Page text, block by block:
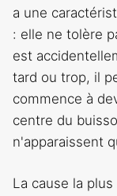
a une
: elle ne tolère
est
tard ou trop, il
commence à
centre du
n'apparaissent
La cause la